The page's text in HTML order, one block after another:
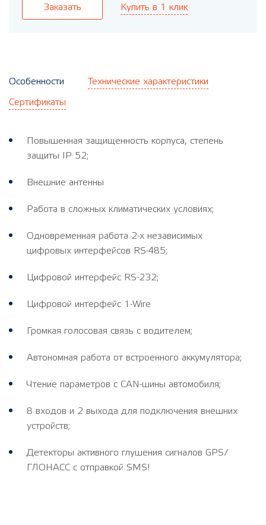
Заказать Купить в 1 клик
Особенности
Технические характеристики
Сертификаты
Повышенная защищенность корпуса, степень
защиты IP 52;
Внешние антенны
Работа в сложных климатических условиях;
Одновременная работа 2-х независимых
цифровых интерфейсов RS-485;
Цифровой интерфейс RS-232;
Цифровой интерфейс 1-Wire
Громкая голосовая связь с водителем;
Автономная работа от встроенного аккумулятора;
Чтение параметров с CAN-шины автомобиля;
8 входов и 2 выхода для подключения внешних
устройств;
Детекторы активного глушения сигналов GPS/
ГЛОНАСС с отправкой SMS!